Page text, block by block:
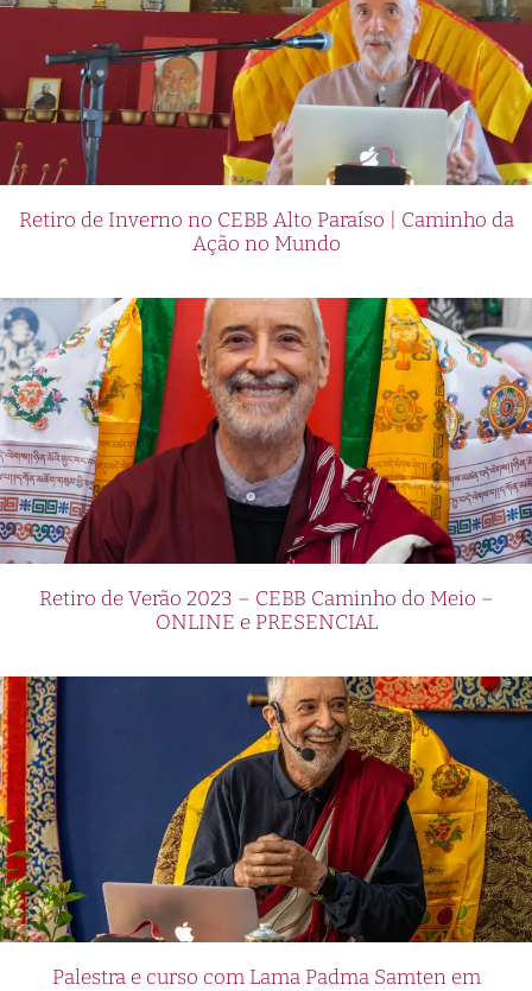
Retiro de Inverno no CEBB Alto Paraíso | Caminho da
Ação no Mundo
Retiro de Verão 2023 – CEBB Caminho do Meio –
ONLINE e PRESENCIAL
Palestra e curso com Lama Padma Samten em